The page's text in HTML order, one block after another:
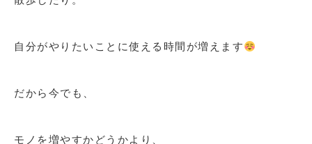
自分がやりたいことに使える時間が増えます
だから今でも、
モノを増やすかどうかより、